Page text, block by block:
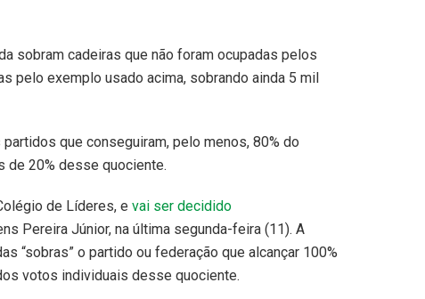
sobram cadeiras que não foram ocupadas pelos
pelo exemplo usado acima, sobrando ainda 5 mil
que conseguiram, pelo menos, 80% do
de 20% desse quociente.
de Líderes, e vai ser decidido
Pereira Júnior, na última segunda-feira (11). A
“sobras” o partido ou federação que alcançar 100%
votos individuais desse quociente.